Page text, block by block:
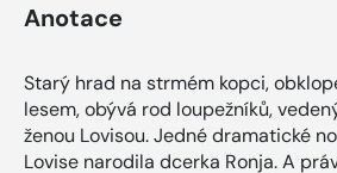
Anotace
Starý hrad na strmém kopci,
lesem, obývá rod loupežníků,
ženou Lovisou. Jedné dramatické
Lovise narodila dcerka Ronja. A